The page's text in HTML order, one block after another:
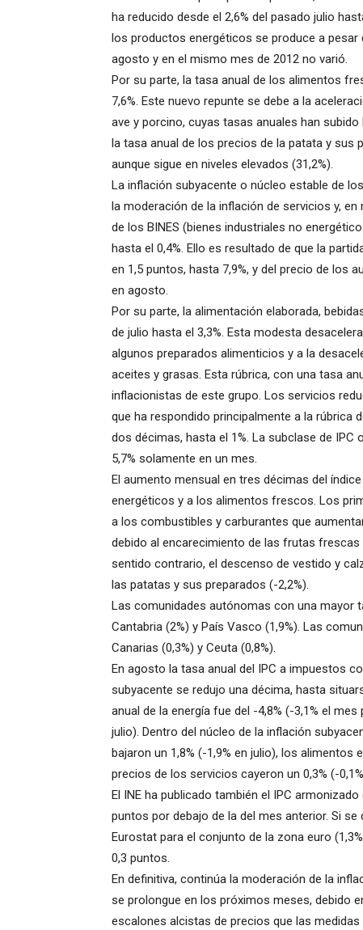
ha reducido desde el 2,6% del pasado julio
los productos energéticos se produce a pesar
agosto y en el mismo mes de 2012 no varió.
Por su parte, la tasa anual de los alimentos
7,6%. Este nuevo repunte se debe a la
ave y porcino, cuyas tasas anuales han subido
la tasa anual de los precios de la patata y sus
aunque sigue en niveles elevados (31,2%).
La inflación subyacente o núcleo estable de
la moderación de la inflación de servicios y,
de los BINES (bienes industriales no
hasta el 0,4%. Ello es resultado de que la
en 1,5 puntos, hasta 7,9%, y del precio de los
en agosto.
Por su parte, la alimentación elaborada,
de julio hasta el 3,3%. Esta modesta
algunos preparados alimenticios y a la
aceites y grasas. Esta rúbrica, con una tasa
inflacionistas de este grupo. Los servicios
que ha respondido principalmente a la rúbrica
dos décimas, hasta el 1%. La subclase de
5,7% solamente en un mes.
El aumento mensual en tres décimas del
energéticos y a los alimentos frescos. Los
a los combustibles y carburantes que
debido al encarecimiento de las frutas frescas
sentido contrario, el descenso de vestido y
las patatas y sus preparados (-2,2%).
Las comunidades autónomas con una mayor
Cantabria (2%) y País Vasco (1,9%). Las
Canarias (0,3%) y Ceuta (0,8%).
En agosto la tasa anual del IPC a impuestos
subyacente se redujo una décima, hasta
anual de la energía fue del -4,8% (-3,1% el
julio). Dentro del núcleo de la inflación
bajaron un 1,8% (-1,9% en julio), los alimentos
precios de los servicios cayeron un 0,3% (-
El INE ha publicado también el IPC
puntos por debajo de la del mes anterior. Si
Eurostat para el conjunto de la zona euro
0,3 puntos.
En definitiva, continúa la moderación de la
se prolongue en los próximos meses, debido
escalones alcistas de precios que las